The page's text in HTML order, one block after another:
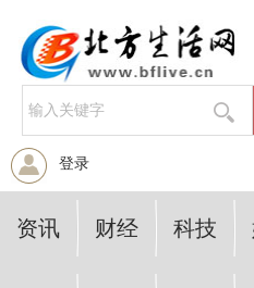
登录
资讯 财经 科技